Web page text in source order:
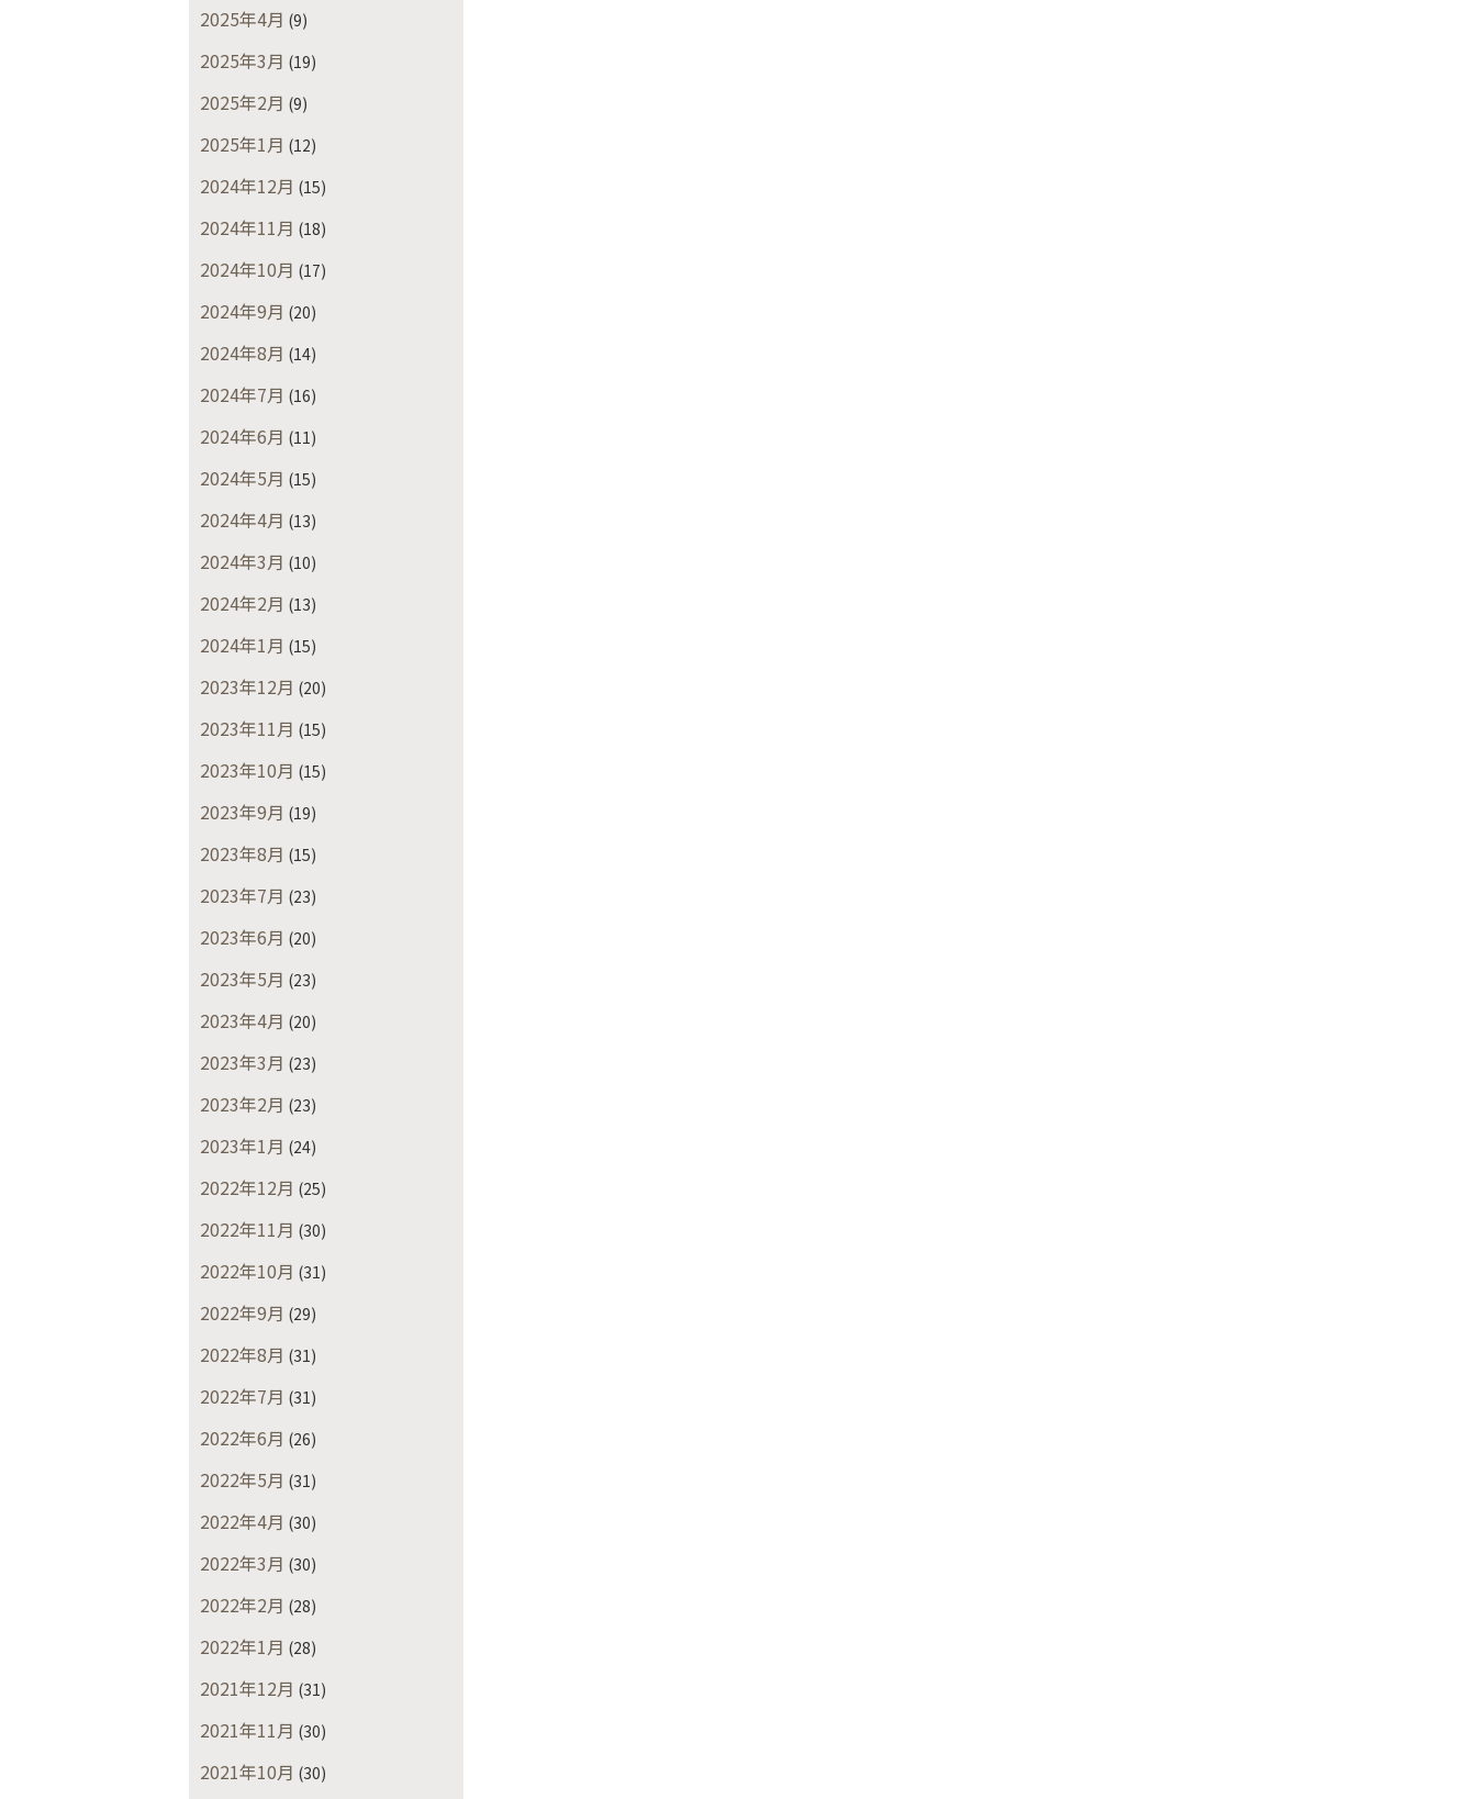
2025年4月 (9)
2025年3月 (19)
2025年2月 (9)
2025年1月 (12)
2024年12月 (15)
2024年11月 (18)
2024年10月 (17)
2024年9月 (20)
2024年8月 (14)
2024年7月 (16)
2024年6月 (11)
2024年5月 (15)
2024年4月 (13)
2024年3月 (10)
2024年2月 (13)
2024年1月 (15)
2023年12月 (20)
2023年11月 (15)
2023年10月 (15)
2023年9月 (19)
2023年8月 (15)
2023年7月 (23)
2023年6月 (20)
2023年5月 (23)
2023年4月 (20)
2023年3月 (23)
2023年2月 (23)
2023年1月 (24)
2022年12月 (25)
2022年11月 (30)
2022年10月 (31)
2022年9月 (29)
2022年8月 (31)
2022年7月 (31)
2022年6月 (26)
2022年5月 (31)
2022年4月 (30)
2022年3月 (30)
2022年2月 (28)
2022年1月 (28)
2021年12月 (31)
2021年11月 (30)
2021年10月 (30)